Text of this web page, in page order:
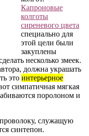
Капроновые
колготы
сиреневого цвета
специально для
этой цели были
закуплены
несколько змеек.
должна украшать
это интерьерное
симпатичная мягкая
поролоном и
служащую
синтепон.